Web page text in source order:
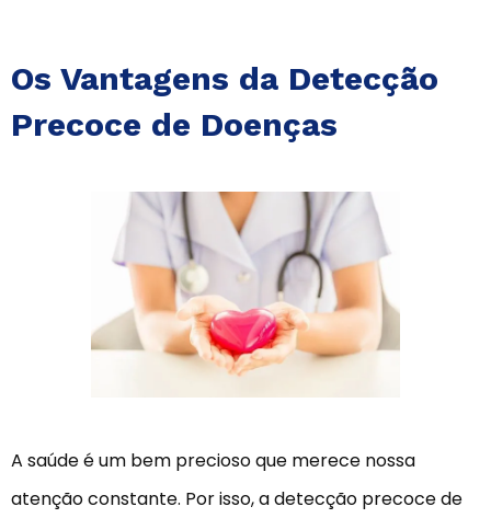
Os Vantagens da Detecção
Precoce de Doenças
A saúde é um bem precioso que merece nossa
atenção constante. Por isso, a detecção precoce de